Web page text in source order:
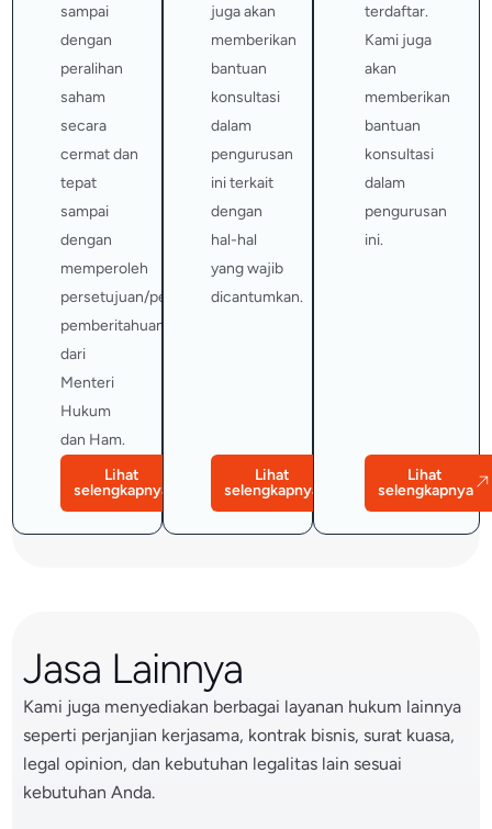
sampai
dengan
peralihan
saham
secara
cermat dan
tepat
sampai
dengan
memperoleh
persetujuan/penerimaan
pemberitahuan
dari
Menteri
Hukum
dan Ham.
Lihat
selengkapnya
juga akan
memberikan
bantuan
konsultasi
dalam
pengurusan
ini terkait
dengan
hal-hal
yang wajib
dicantumkan.
Lihat
selengkapnya
terdaftar.
Kami juga
akan
memberikan
bantuan
konsultasi
dalam
pengurusan
ini.
Lihat
selengkapnya
Jasa Lainnya
Kami juga menyediakan berbagai layanan hukum lainnya
seperti perjanjian kerjasama, kontrak bisnis, surat kuasa,
legal opinion, dan kebutuhan legalitas lain sesuai
kebutuhan Anda.